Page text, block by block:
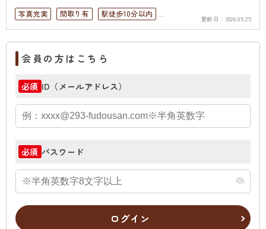
写真充実 間取り有
駅徒歩10分以内
4LDK以上
高層階 オートロック
更新日： 2026.05.25
会員の方はこちら
必須 ID（メールアドレス）
必須 パスワード
ログイン